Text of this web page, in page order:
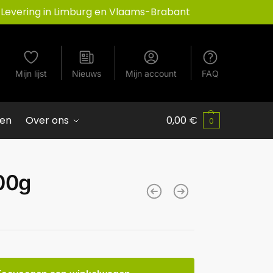
Levering in Limburg en Vlaams-Brabant
Mijn lijst Nieuws Mijn account FAQ
Over ons 0,00 € 0